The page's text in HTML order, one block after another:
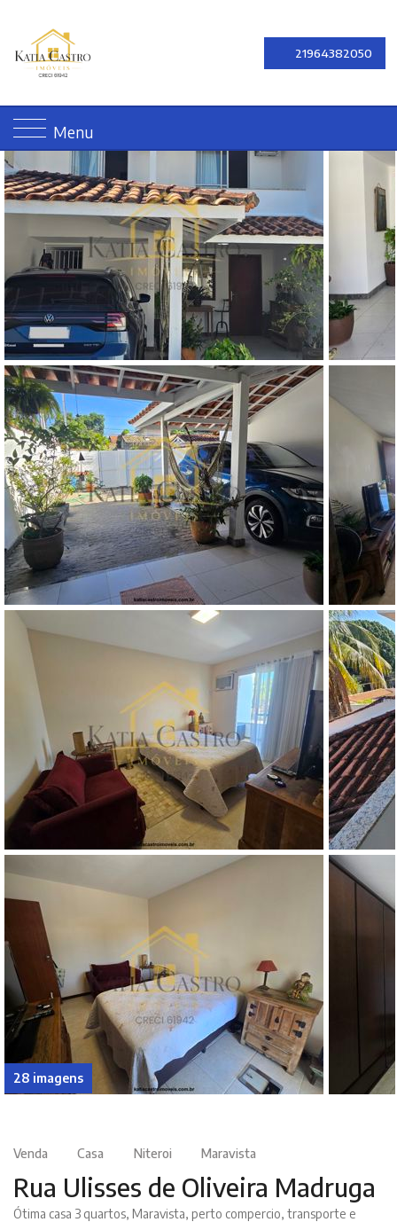
21964382050
Menu
28 imagens
Venda Casa Niteroi Maravista
Rua Ulisses de Oliveira Madruga
Ótima casa 3 quartos, Maravista, perto compercio, transporte e